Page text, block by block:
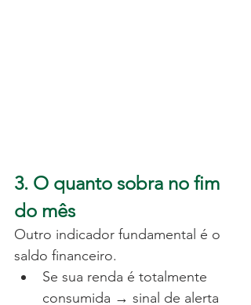
3. O quanto sobra no fim
do mês
Outro indicador fundamental é o
saldo financeiro.
Se sua renda é totalmente
consumida → sinal de alerta